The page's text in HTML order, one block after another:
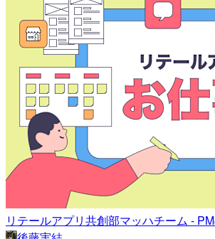
リテールアプリ共創部マッハチーム -